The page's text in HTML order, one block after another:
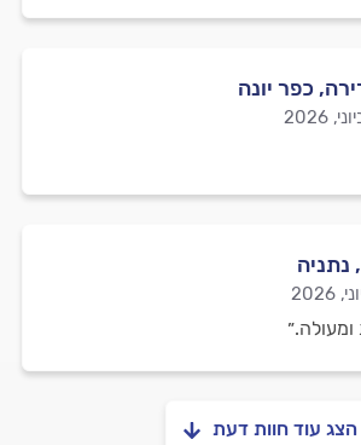
כפר יונה
נתניה
הצג עוד חוות דעת